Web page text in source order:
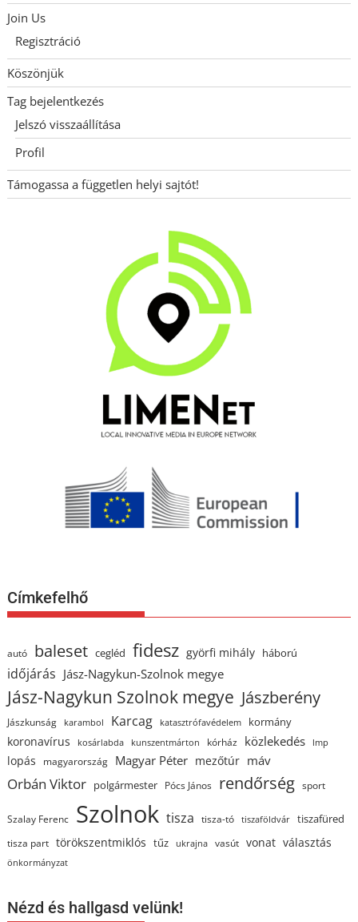
Join Us
Regisztráció
Köszönjük
Tag bejelentkezés
Jelszó visszaállítása
Profil
Támogassa a független helyi sajtót!
Címkefelhő
autó baleset cegléd fidesz györfi mihály háború
időjárás Jász-Nagykun-Szolnok megye
Jász-Nagykun Szolnok megye Jászberény
Jászkunság karambol Karcag katasztrófavédelem kormány
koronavírus kosárlabda kunszentmárton kórház közlekedés lmp
lopás magyarország Magyar Péter mezőtúr máv
Orbán Viktor polgármester Pócs János rendőrség sport
Szalay Ferenc Szolnok tisza tisza-tó tiszaföldvár tiszafüred
tisza part törökszentmiklós tűz ukrajna vasút vonat választás
önkormányzat
Nézd és hallgasd velünk!